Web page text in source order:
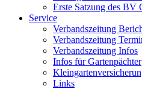
Erste Satzung des BV
Service
Verbandszeitung
Verbandszeitung
Verbandszeitung Infos
Infos für Gartenpächter
Links